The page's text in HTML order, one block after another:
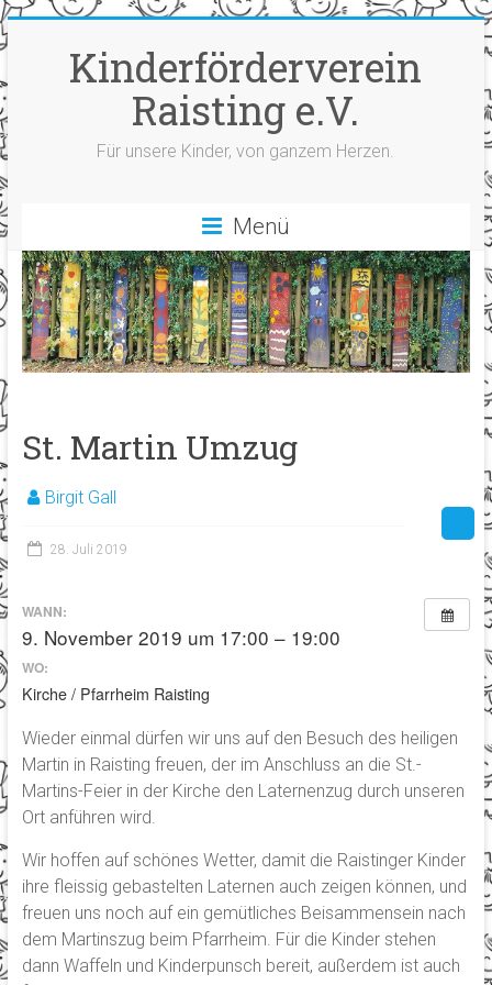
Zum
Inhalt
Kinderförderverein
Raisting e.V.
Für unsere Kinder, von ganzem Herzen.
Menü
St. Martin Umzug
Birgit Gall
28. Juli 2019
WANN:
9. November 2019 um 17:00 – 19:00
WO:
Kirche / Pfarrheim Raisting
Wieder einmal dürfen wir uns auf den Besuch des heiligen
Martin in Raisting freuen, der im Anschluss an die St.-
Martins-Feier in der Kirche den Laternenzug durch unseren
Ort anführen wird.
Wir hoffen auf schönes Wetter, damit die Raistinger Kinder
ihre fleissig gebastelten Laternen auch zeigen können, und
freuen uns noch auf ein gemütliches Beisammensein nach
dem Martinszug beim Pfarrheim. Für die Kinder stehen
dann Waffeln und Kinderpunsch bereit, außerdem ist auch